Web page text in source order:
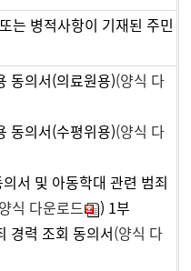
는 병적사항이 기재된 주민
동의서(의료원용)(양식 다
동의서(수평위용)(양식 다
서 및 아동학대 관련 범죄
식 다운로드
) 1부
경력 조회 동의서 (양식 다